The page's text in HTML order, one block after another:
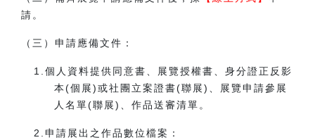
請。
（三）申請應備文件：
1.個人資料提供同意書、展覽授權書、身分證正反影
本(個展)或社團立案證書(聯展)、展覽申請參展
人名單(聯展)、作品送審清單。
2.申請展出之作品數位檔案：